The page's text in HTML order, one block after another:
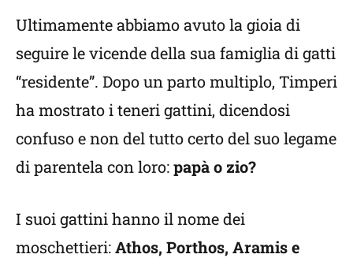
Ultimamente abbiamo avuto la gioia di
seguire le vicende della sua famiglia di gatti
“residente”. Dopo un parto multiplo, Timperi
ha mostrato i teneri gattini, dicendosi
confuso e non del tutto certo del suo legame
di parentela con loro:papà o zio?
I suoi gattini hanno il nome dei
moschettieri:Athos, Porthos, Aramis e